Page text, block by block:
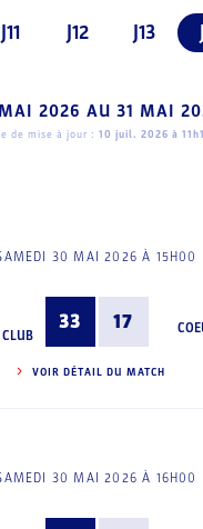
J11 J12 J13
2026 AU 31 MAI
de mise à jour : 10 juil. 2026 à
30 MAI 2026 À 15H00
33 17
VOIR DÉTAIL DU MATCH
30 MAI 2026 À 16H00